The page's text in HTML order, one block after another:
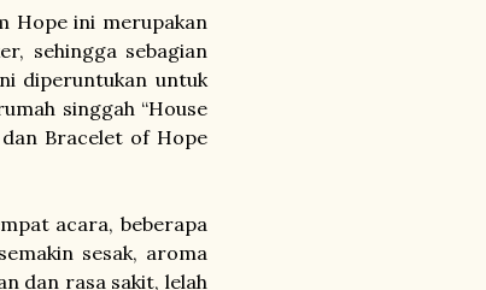
ini merupakan
sehingga sebagian
diperuntukan untuk
singgah “House
Bracelet of Hope
acara, beberapa
sesak, aroma
dan rasa sakit, lelah